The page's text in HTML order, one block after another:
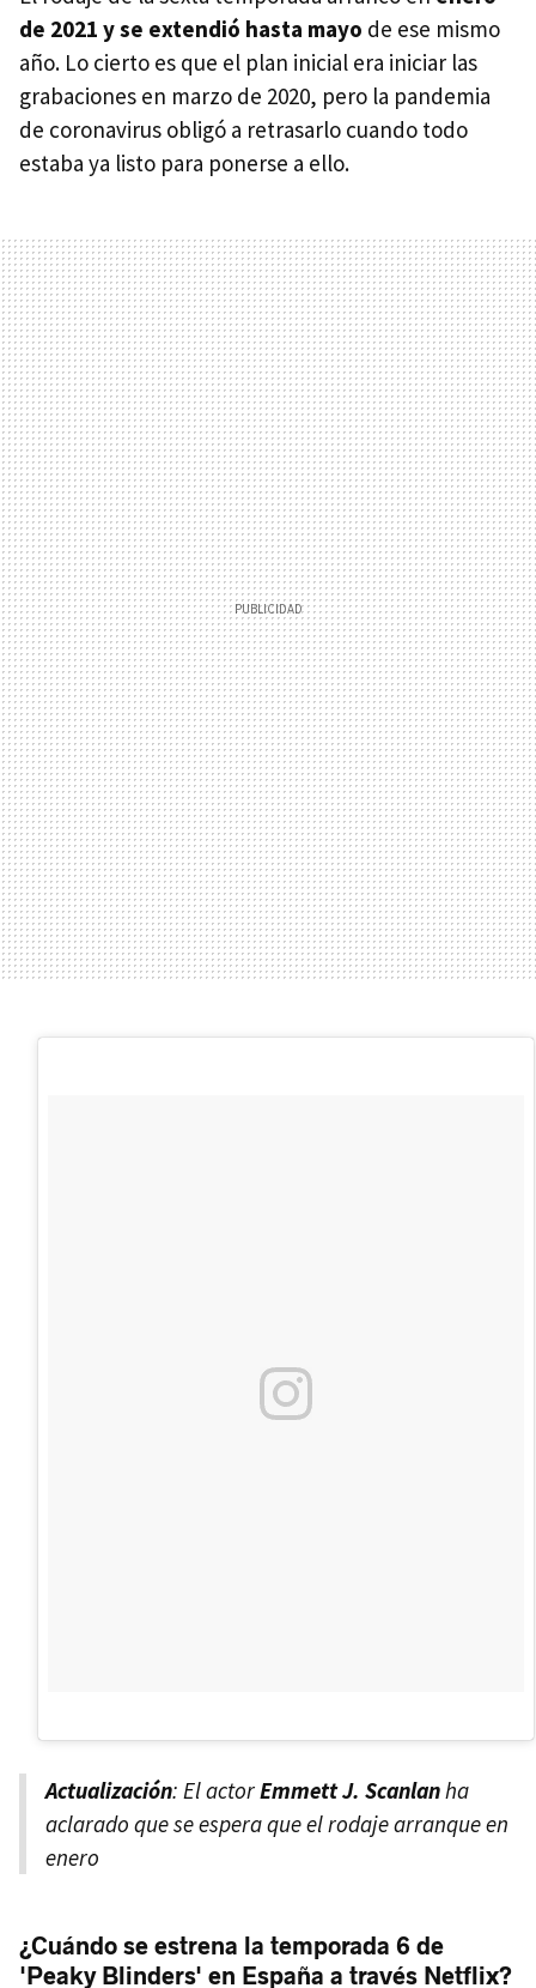
de 2021 y se extendió hasta mayo de ese mismo
año. Lo cierto es que el plan inicial era iniciar las
grabaciones en marzo de 2020, pero la pandemia
de coronavirus obligó a retrasarlo cuando todo
estaba ya listo para ponerse a ello.
Actualización: El actorEmmett J. Scanlanha
aclarado quese espera que el rodaje arranque en
enero
¿Cuándo se estrena la temporada 6 de
'Peaky Blinders' en España a través Netflix?